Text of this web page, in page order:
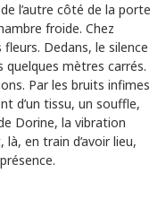
l’autre côté de la porte
froide. Chez
Dedans, le silence
quelques mètres carrés.
Par les bruits infimes
d’un tissu, un souffle,
Dorine, la vibration
là, en train d’avoir lieu,